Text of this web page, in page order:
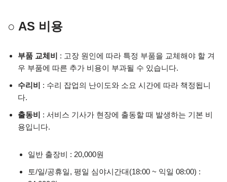
○ AS 비용
부품 교체비 : 고장 원인에 따라 특정 부품을 교체해야 할 겨
우 부품에 따른 추가 비용이 부과될 수 있습니다.
수리비 : 수리 잡업의 난이도와 소요 시간에 따라 책정됩니
다.
출동비 : 서비스 기사가 현장에 출동할 때 발생하는 기본 비
용입니다.
일반 출장비 : 20,000원
토/일/공휴일, 평일 심야시간대(18:00 ~ 익일 08:00) :